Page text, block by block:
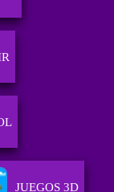
JUEGOS 3D